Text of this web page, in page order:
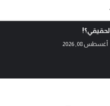
قراءة في تحولات موازين